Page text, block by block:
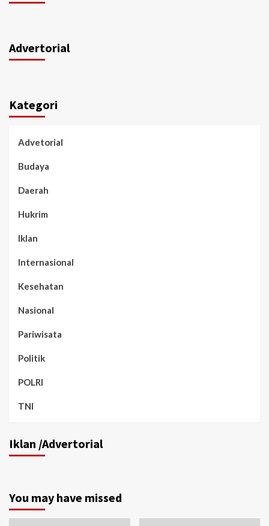
Advertorial
Kategori
Advetorial
Budaya
Daerah
Hukrim
Iklan
Internasional
Kesehatan
Nasional
Pariwisata
Politik
POLRI
TNI
Iklan /Advertorial
You may have missed